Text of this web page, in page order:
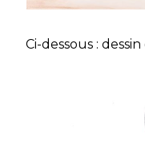
Ci-dessous :